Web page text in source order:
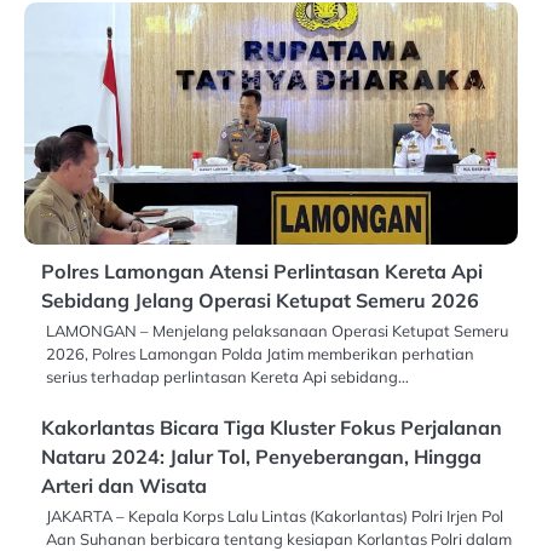
Polres Lamongan Atensi Perlintasan Kereta Api
Sebidang Jelang Operasi Ketupat Semeru 2026
LAMONGAN – Menjelang pelaksanaan Operasi Ketupat Semeru
2026, Polres Lamongan Polda Jatim memberikan perhatian
serius terhadap perlintasan Kereta Api sebidang…
Kakorlantas Bicara Tiga Kluster Fokus Perjalanan
Nataru 2024: Jalur Tol, Penyeberangan, Hingga
Arteri dan Wisata
JAKARTA – Kepala Korps Lalu Lintas (Kakorlantas) Polri Irjen Pol
Aan Suhanan berbicara tentang kesiapan Korlantas Polri dalam